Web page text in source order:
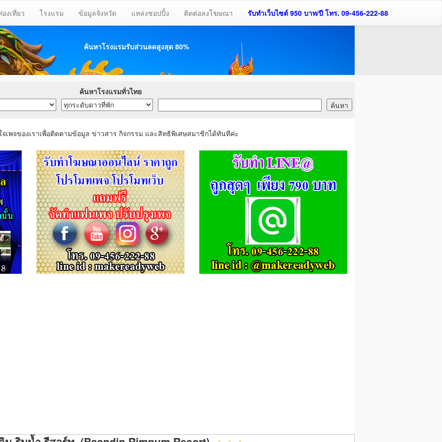
องเที่ยว โรงแรม ข้อมูลจังหวัด แหล่งชอปปิ้ง ติดต่อลงโฆษณา รับทำเว็บไซต์ 950 บาท/ปี โทร. 09-456-222-88
ค้นหาโรงแรมรับส่วนลดสูงสุด 80%
ค้นหาโรงแรมทั่วไทย
จเพจของเราเพื่อติดตามข้อมูล ข่าวสาร กิจกรรม และสิทธิพิเศษสมาชิกได้ทันทีค่ะ